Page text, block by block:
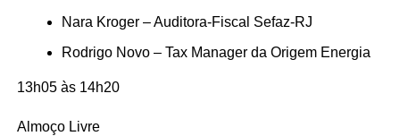
Nara Kroger – Auditora-Fiscal Sefaz-RJ
Rodrigo Novo – Tax Manager da Origem Energia
13h05 às 14h20
Almoço Livre